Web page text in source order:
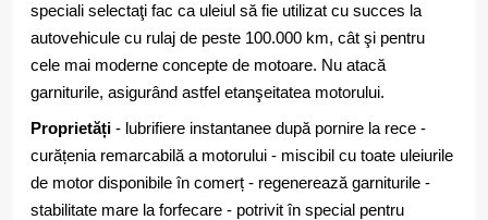
speciali selectaţi fac ca uleiul să fie utilizat cu succes la
autovehicule cu rulaj de peste 100.000 km, cât şi pentru
cele mai moderne concepte de motoare. Nu atacă
garniturile, asigurând astfel etanşeitatea motorului.
Proprietăți - lubrifiere instantanee după pornire la rece -
curățenia remarcabilă a motorului - miscibil cu toate uleiurile
de motor disponibile în comerț - regenerează garniturile -
stabilitate mare la forfecare - potrivit în special pentru